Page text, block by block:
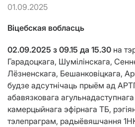
01.09.2025
Віцебская вобласць
02.09.2025 з 09.15 да 15.30 на
Гарадоцкага, Шумілінскага,
Лёзненскага, Бешанковіцкага,
будзе адсутнічаць прыём ад
абавязковага
камерцыйнага эфірнага ТБ,
тэлепраграм, радыёвяшчання